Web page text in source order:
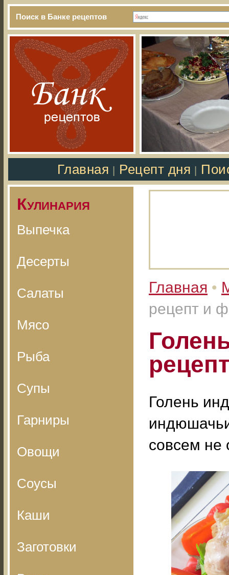
Поиск в Банке рецептов
Главная Рецепт дня
Кулинария
Выпечка
Десерты
Салаты
Мясо
Рыба
Супы
Гарниры
Овощи
Соусы
Каши
Заготовки
Главная •
рецепт и
Голень
совсем не